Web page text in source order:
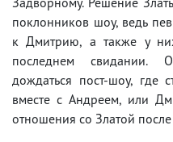
поклонников шоу, ведь
к Дмитрию, а также у
последнем свидании.
дождаться пост-шоу, где
вместе с Андреем, или
отношения со Златой после